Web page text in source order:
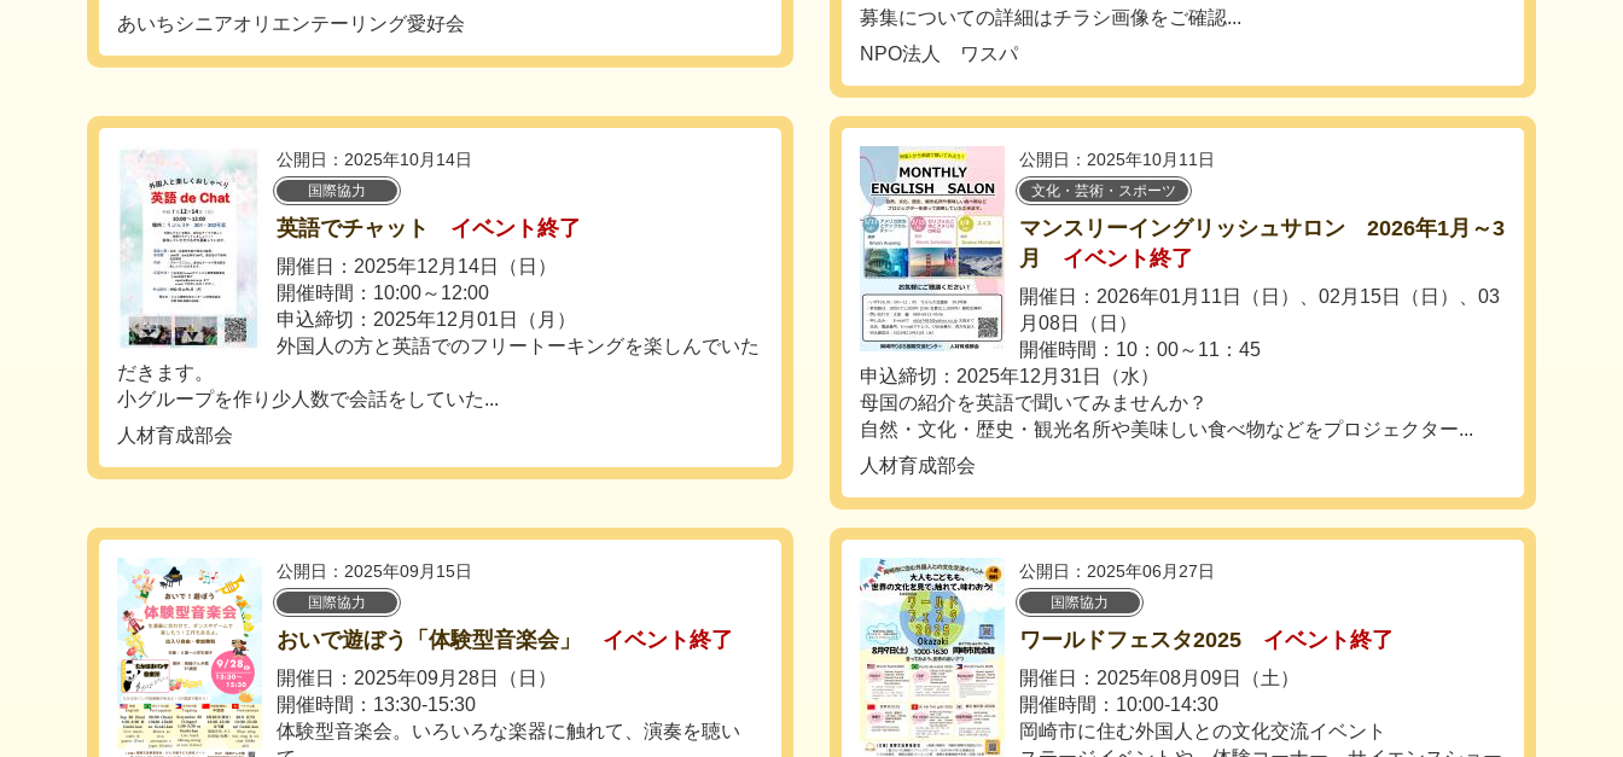
あいちシニアオリエンテーリング愛好会
募集についての詳細はチラシ画像をご確認...
NPO法人 ワスパ
公開日：2025年10月14日
国際協力
英語でチャット イベント終了
開催日：2025年12月14日（日）
開催時間：10:00～12:00
申込締切：2025年12月01日（月）
外国人の方と英語でのフリートーキングを楽しんでいた
だきます。
小グループを作り少人数で会話をしていた...
人材育成部会
公開日：2025年10月11日
文化・芸術・スポーツ
マンスリーイングリッシュサロン 2026年1月～3
月
イベント終了
開催日：2026年01月11日（日）、02月15日（日）、03
月08日（日）
開催時間：10：00～11：45
申込締切：2025年12月31日（水）
母国の紹介を英語で聞いてみませんか？
自然・文化・歴史・観光名所や美味しい食べ物などをプロジェクター...
人材育成部会
公開日：2025年09月15日
国際協力
おいで遊ぼう「体験型音楽会」 イベント終了
開催日：2025年09月28日（日）
開催時間：13:30‐15:30
体験型音楽会。いろいろな楽器に触れて、演奏を聴い
公開日：2025年06月27日
国際協力
ワールドフェスタ2025 イベント終了
開催日：2025年08月09日（土）
開催時間：10:00‐14:30
岡崎市に住む外国人との文化交流イベント